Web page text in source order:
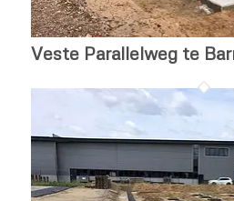
Veste Parallelweg te